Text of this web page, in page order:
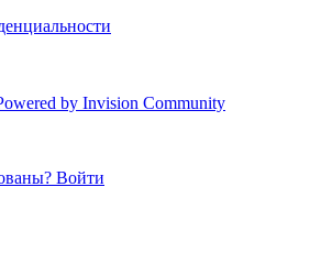
by Invision Community
Войти